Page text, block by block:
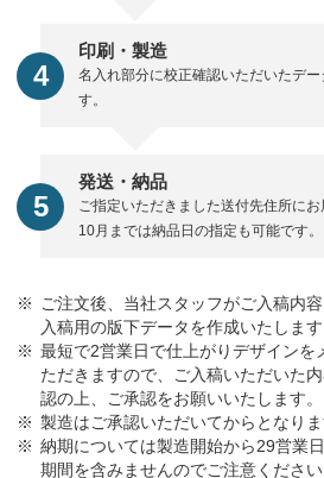
印刷・製造
名入れ部分に校正確認いただいたデー
す。
発送・納品
ご指定いただきました送付先住所にお
10月までは納品日の指定も可能です。
ご注文後、当社スタッフがご入稿内
入稿用の版下データを作成いたします
最短で2営業日で仕上がりデザインを
ただきますので、ご入稿いただいた
認の上、ご承認をお願いいたします。
製造はご承認いただいてからとなりま
納期については製造開始から29営業
期間を含みませんのでご注意ください